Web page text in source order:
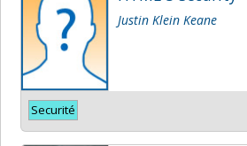
Justin Klein Keane
Securité